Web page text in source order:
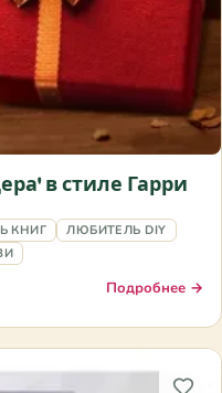
в стиле Гарри
КНИГ
ЛЮБИТЕЛЬ DIY
Подробнее →